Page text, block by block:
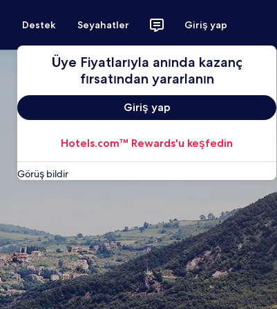
Destek Seyahatler Giriş yap
Üye Fiyatlarıyla anında kazanç
fırsatından yararlanın
Giriş yap
Hotels.com™ Rewards'u keşfedin
Görüş bildir